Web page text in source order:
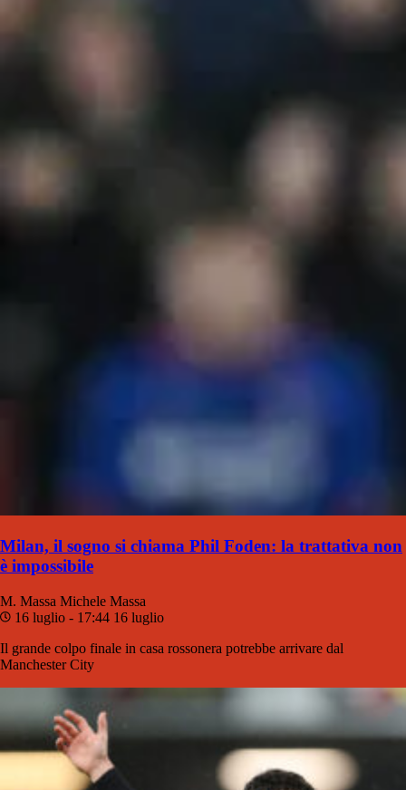
Milan, il sogno si chiama Phil Foden: la trattativa non
è impossibile
M. Massa Michele Massa
16 luglio - 17:44 16 luglio
Il grande colpo finale in casa rossonera potrebbe arrivare dal
Manchester City